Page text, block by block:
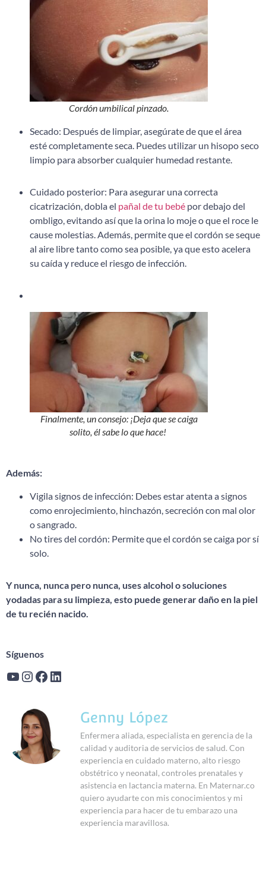
Cordón umbilical pinzado.
Secado: Después de limpiar, asegúrate de que el área
esté completamente seca. Puedes utilizar un hisopo seco
limpio para absorber cualquier humedad restante.
Cuidado posterior: Para asegurar una correcta
cicatrización, dobla el pañal de tu bebé por debajo del
ombligo, evitando así que la orina lo moje o que el roce le
cause molestias. Además, permite que el cordón se seque
al aire libre tanto como sea posible, ya que esto acelera
su caída y reduce el riesgo de infección.
Finalmente, un consejo: ¡Deja que se caiga
solito, él sabe lo que hace!
Además:
Vigila signos de infección: Debes estar atenta a signos
como enrojecimiento, hinchazón, secreción con mal olor
o sangrado.
No tires del cordón: Permite que el cordón se caiga por sí
solo.
Y nunca, nunca pero nunca, uses alcohol o soluciones
yodadas para su limpieza, esto puede generar daño en la piel
de tu recién nacido.
Síguenos
Genny López
Enfermera aliada, especialista en gerencia de la
calidad y auditoria de servicios de salud. Con
experiencia en cuidado materno, alto riesgo
obstétrico y neonatal, controles prenatales y
asistencia en lactancia materna. En Maternar.co
quiero ayudarte con mis conocimientos y mi
experiencia para hacer de tu embarazo una
experiencia maravillosa.